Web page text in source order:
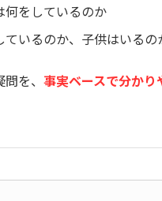
何をしているのか
ているのか、子供はいるの
を、 事実ベースで分かり